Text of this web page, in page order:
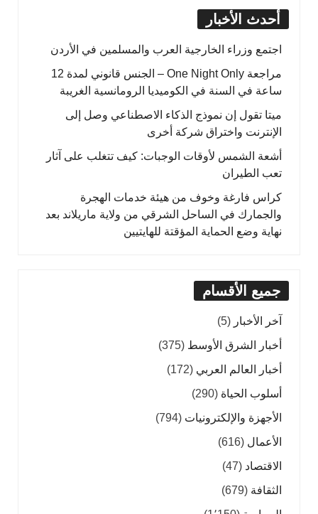
أحدث الأخبار
اجتمع وزراء الخارجية العرب والمسلمين في الأردن
مراجعة One Night Only – الجنس قانوني لمدة 12
ساعة في السنة في الكوميديا الرومانسية الغريبة
ميتا تقول إن نموذج الذكاء الاصطناعي وصل إلى
الإنترنت واختراق شركة أخرى
أشعة الشمس لأوقات الوجبات: كيف تتغلب على آثار
تعب الطيران
كراس فارغة وخوف من هيئة خدمات الهجرة
والجمارك في الساحل الشرقي من ولاية ماريلاند بعد
نهاية وضع الحماية المؤقتة للهايتيين
جميع الأقسام
آخر الأخبار (5)
أخبار الشرق الأوسط (375)
أخبار العالم العربي (172)
أسلوب الحياة (290)
الأجهزة والإلكترونيات (794)
الأعمال (616)
الاقتصاد (47)
الثقافة (679)